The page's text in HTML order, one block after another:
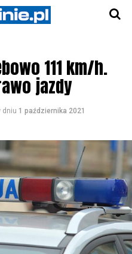
111 km/h.
jazdy
dniu 1 października 2021